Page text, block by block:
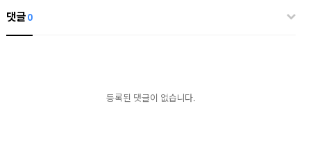
댓글0
등록된 댓글이 없습니다.